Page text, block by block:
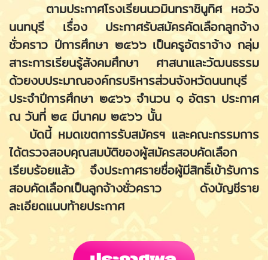
ตามประกาศโรงเรียนนวมินทราชินูทิศ หอวัง
นนทบุรี เรื่อง ประกาศรับสมัครคัดเลือกลูกจ้าง
ชั่วคราว ปีการศึกษา ๒๕๖๖ เป็นครูอัตราจ้าง กลุ่ม
สาระการเรียนรู้สังคมศึกษา ศาสนาและวัฒนธรรม
ด้วยงบประมาณองค์กรบริหารส่วนจังหวัดนนทบุรี
ประจำปีการศึกษา ๒๕๖๖ จำนวน ๑ อัตรา ประกาศ
ณ วันที่ ๒๔ มีนาคม ๒๕๖๖ นั้น
บัดนี้ หมดเขตการรับสมัครฯ และคณะกรรมการ
ได้ตรวจสอบคุณสมบัติของผู้สมัครสอบคัดเลือก
เรียบร้อยแล้ว จึงประกาศรายชื่อผู้มีสิทธิ์เข้ารับการ
สอบคัดเลือกเป็นลูกจ้างชั่วคราว ดังบัญชีราย
ละเอียดแนบท้ายประกาศ